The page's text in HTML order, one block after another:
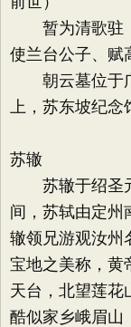
暂为清歌驻，
使兰台公子、赋
朝云墓位于广
上，苏东坡纪念
苏辙
苏辙于绍圣元
间，苏轼由定州
辙领兄游观汝州
宝地之美称，黄
天台，北望莲花
酷似家乡峨眉山